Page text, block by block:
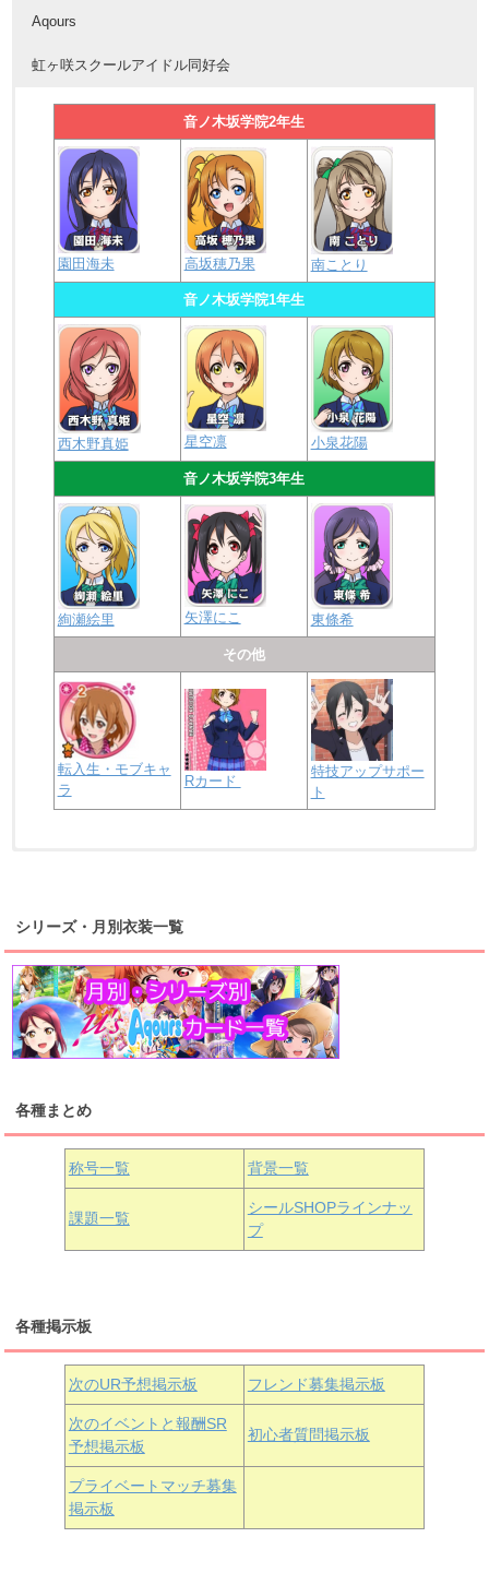
Aqours
虹ヶ咲スクールアイドル同好会
音ノ木坂学院2年生
園田海未 高坂穂乃果 南ことり
音ノ木坂学院1年生
西木野真姫 星空凛 小泉花陽
音ノ木坂学院3年生
絢瀬絵里 矢澤にこ 東條希
その他
転入生・モブキャ
ラ
Rカード
特技アップサポー
ト
桜内梨子 高海千歌 渡辺曜
浦の星女学院1年生
津島善子 黒澤ルビィ
浦の星女学院3年生
黒澤ダイヤ
上原歩夢 宮下愛 優木せつ菜
虹ヶ咲学園1年生
中須かすみ 天王寺璃奈
朝香果林 近江彼方 エマ・ヴェルデ
シリーズ・月別衣装一覧
各種まとめ
称号一覧 背景一覧
課題一覧
シールSHOPラインナッ
プ
各種掲示板
次のUR予想掲示板 フレンド募集掲示板
次のイベントと報酬SR
予想掲示板
初心者質問掲示板
プライベートマッチ募集
掲示板